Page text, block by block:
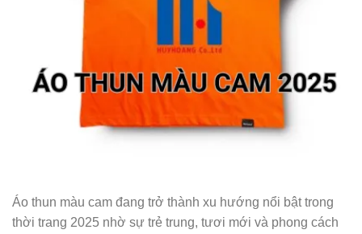
Áo thun màu cam đang trở thành xu hướng nổi bật trong
thời trang 2025 nhờ sự trẻ trung, tươi mới và phong cách